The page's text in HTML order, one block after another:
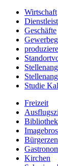
Wirtschaft
Geschäfte
Studie
Freizeit
Bibliothek
Kirchen